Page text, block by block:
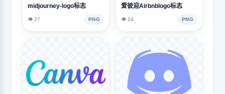
midjourney-logo标志
👁️ 27 PNG
爱彼迎Airbnblogo标志
👁️ 24 PNG